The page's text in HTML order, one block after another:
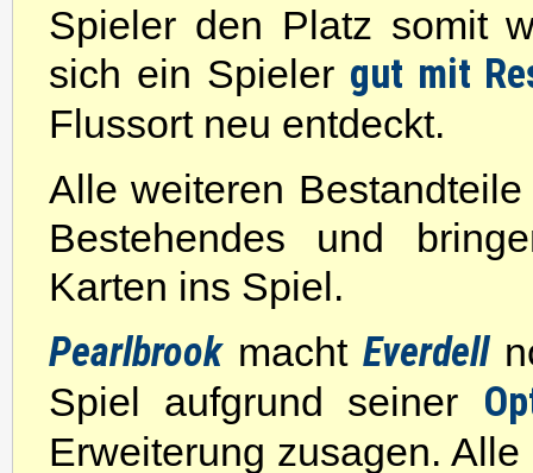
Spieler den Platz somit
sich ein Spieler gut mit
Flussort neu entdeckt.
Alle weiteren
Bestehendes und
Karten ins Spiel.
Pearlbrookmacht Everdell
Spiel aufgrund seiner
Erweiterung zusagen.